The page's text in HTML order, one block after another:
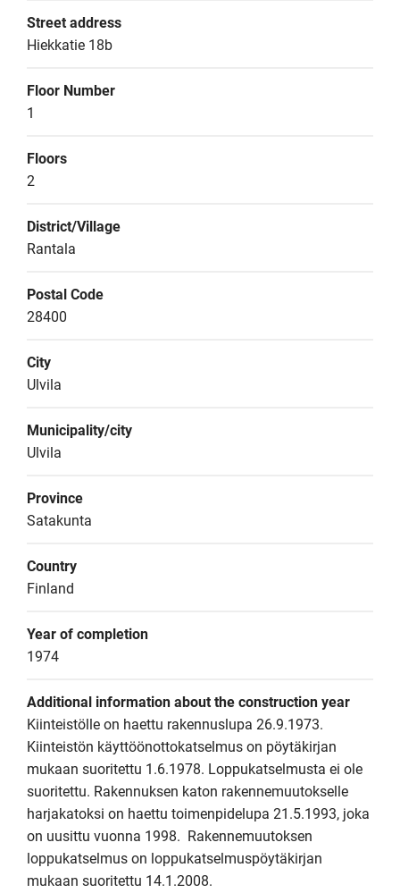
Street address
Hiekkatie 18b
Floor Number
1
Floors
2
District/Village
Rantala
Postal Code
28400
City
Ulvila
Municipality/city
Ulvila
Province
Satakunta
Country
Finland
Year of completion
1974
Additional information about the construction year
Kiinteistölle on haettu rakennuslupa 26.9.1973.
Kiinteistön käyttöönottokatselmus on pöytäkirjan
mukaan suoritettu 1.6.1978. Loppukatselmusta ei ole
suoritettu. Rakennuksen katon rakennemuutokselle
harjakatoksi on haettu toimenpidelupa 21.5.1993, joka
on uusittu vuonna 1998.  Rakennemuutoksen
loppukatselmus on loppukatselmuspöytäkirjan
mukaan suoritettu 14.1.2008.